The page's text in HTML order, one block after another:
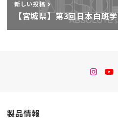
新しい投稿
【宮城県】第3回日本白斑
製品情報